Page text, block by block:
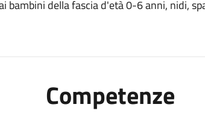
bambini della fascia d'età 0-6 anni, nidi,
Competenze